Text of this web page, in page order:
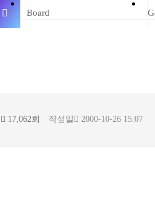
Board
17,062회 작성일 2000-10-26 15:07